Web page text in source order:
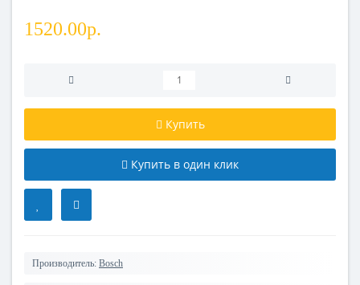
1520.00р.
Купить
Купить в один клик
Производитель: Bosch